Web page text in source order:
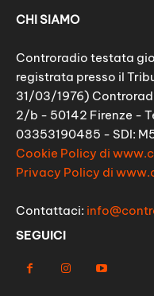
CHI SIAMO
Controradio testata
registrata presso il
31/03/1976)
2/b - 50142 Firenze -
03353190485 - SDI:
Cookie Policy di
Privacy Policy di
Contattaci:
SEGUICI